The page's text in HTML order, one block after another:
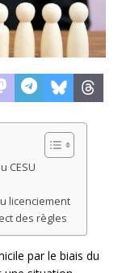
CESU
licenciement
des règles
par le biais du